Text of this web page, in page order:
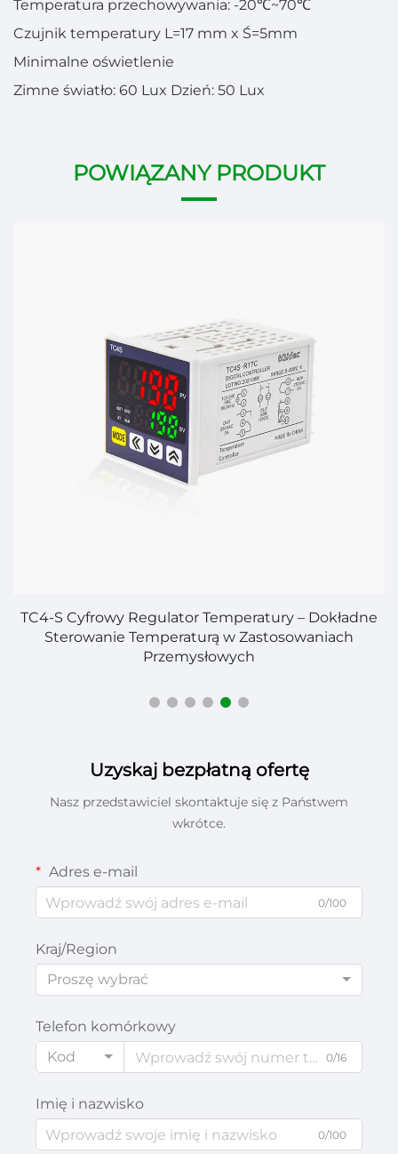
Temperatura przechowywania: -20℃~70℃
Czujnik temperatury L=17 mm x Ś=5mm
Minimalne oświetlenie
Zimne światło: 60 Lux Dzień: 50 Lux
POWIĄZANY PRODUKT
TC4-S Cyfrowy Regulator Temperatury – Dokładne
Sterowanie Temperaturą w Zastosowaniach
Przemysłowych
Uzyskaj bezpłatną ofertę
Nasz przedstawiciel skontaktuje się z Państwem
wkrótce.
Adres e-mail
0/100
Kraj/Region
Proszę wybrać
Telefon komórkowy
Kod
0/16
Imię i nazwisko
0/100